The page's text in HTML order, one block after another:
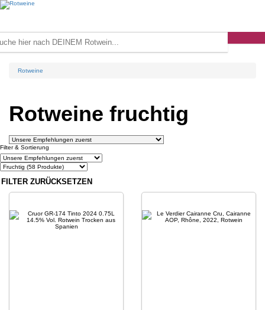
Rotweine
Rotweine fruchtig
Filter & Sortierung
FILTER ZURÜCKSETZEN